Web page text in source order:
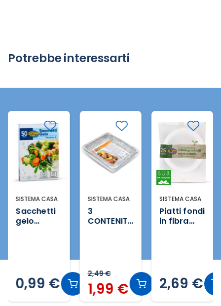
Potrebbe interessarti
SISTEMA CASA
Sacchetti
gelo
0,99 €
SISTEMA CASA
3
CONTENIT
O - 12
porzioni.
PER
CONGELAR
2,49 €
1,99 €
SISTEMA CASA
Piatti fondi
in fibra
2,69 €